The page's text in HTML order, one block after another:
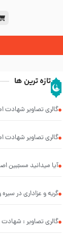
تازه ترین ها
گالری تصاویر شهادت
گالری تصاویر شهادت
آیا میدانید مسبّبین
گریه و عزاداری در
گالری تصاویر : شهادت